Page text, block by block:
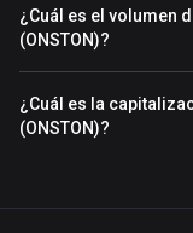
¿Cuál es el volumen
(ONSTON)?
¿Cuál es la
(ONSTON)?